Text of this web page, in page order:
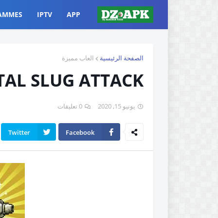
APP
IPTV
الصفحة الرئيسية العاب مميزة
SLUG ATTACK
يونيو 15, 2020 0 تعليقات
Facebook
Twitter